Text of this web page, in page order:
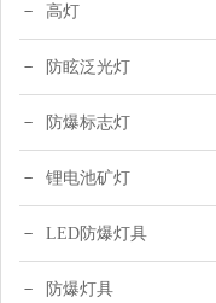
高灯
防眩泛光灯
防爆标志灯
锂电池矿灯
LED防爆灯具
防爆灯具